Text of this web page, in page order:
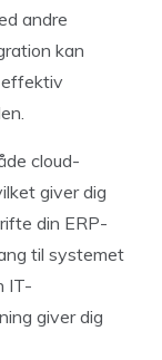
andre
kan
cloud-
giver dig
din ERP-
til systemet
IT-
giver dig